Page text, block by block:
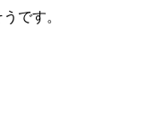
です。